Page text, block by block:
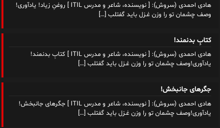
هادی احمدی (سروش): [ نویسنده، شاعر و مدرس ITIL ] روغنِ زیاد! یادآوری!
وصف چشمان تو را وزن غـزل باید گفتلب […]
کتابِ بدنمند!
هادی احمدی (سروش): [ نویسنده، شاعر و مدرس ITIL ] کتابِ بدنمند!
یادآوری!وصف چشمان تو را وزن غـزل باید گفتلب […]
جگرهای جانبخش!
هادی احمدی (سروش): [ نویسنده، شاعر و مدرس ITIL ] جگرهای جانبخش!
یادآوری!وصف چشمان تو را وزن غـزل باید گفتلب […]